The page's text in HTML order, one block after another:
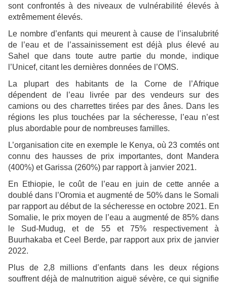
sont confrontés à des niveaux de vulnérabilité élevés à
extrêmement élevés.
Le nombre d’enfants qui meurent à cause de l’insalubrité
de l’eau et de l’assainissement est déjà plus élevé au
Sahel que dans toute autre partie du monde, indique
l’Unicef, citant les dernières données de l’OMS.
La plupart des habitants de la Corne de l’Afrique
dépendent de l’eau livrée par des vendeurs sur des
camions ou des charrettes tirées par des ânes. Dans les
régions les plus touchées par la sécheresse, l’eau n’est
plus abordable pour de nombreuses familles.
L’organisation cite en exemple le Kenya, où 23 comtés ont
connu des hausses de prix importantes, dont Mandera
(400%) et Garissa (260%) par rapport à janvier 2021.
En Ethiopie, le coût de l’eau en juin de cette année a
doublé dans l’Oromia et augmenté de 50% dans le Somali
par rapport au début de la sécheresse en octobre 2021. En
Somalie, le prix moyen de l’eau a augmenté de 85% dans
le Sud-Mudug, et de 55 et 75% respectivement à
Buurhakaba et Ceel Berde, par rapport aux prix de janvier
2022.
Plus de 2,8 millions d’enfants dans les deux régions
souffrent déjà de malnutrition aiguë sévère, ce qui signifie